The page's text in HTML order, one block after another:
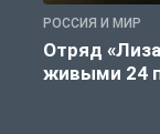
РОССИЯ И МИР
Отряд
живыми 24